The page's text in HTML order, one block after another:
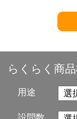
らくらく商
用途